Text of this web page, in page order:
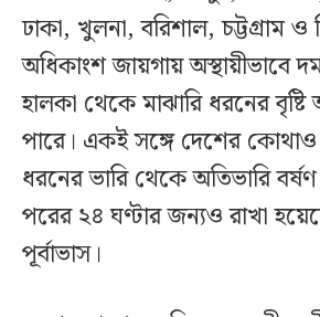
ঢাকা, খুলনা, বরিশাল, চট্টগ্রাম ও
অধিকাংশ জায়গায় অস্থায়ীভাবে
হালকা থেকে মাঝারি ধরনের বৃষ্টি
পারে। একই সঙ্গে দেশের
ধরনের ভারি থেকে অতিভারি
পরের ২৪ ঘণ্টার জন্যও রাখা
পূর্বাভাস।